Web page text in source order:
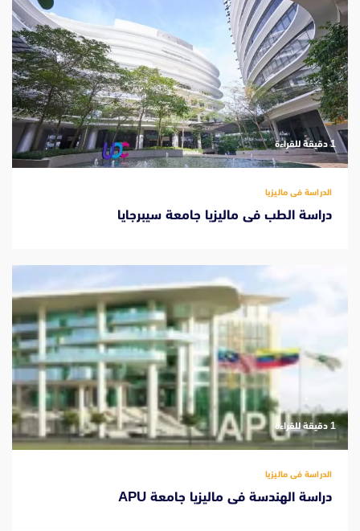
‫1 دقيقة للقراءة
الدراسة فى ماليزيا
دراسة الطب فى ماليزيا جامعة سيبرجايا
‫1 دقيقة للقراءة
الدراسة فى ماليزيا
دراسة الهندسة فى ماليزيا جامعة APU